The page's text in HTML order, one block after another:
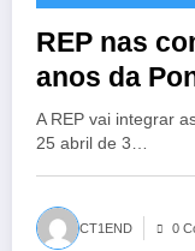
REP nas
anos da
A REP vai integrar
25 abril de 3…
CT1END 0